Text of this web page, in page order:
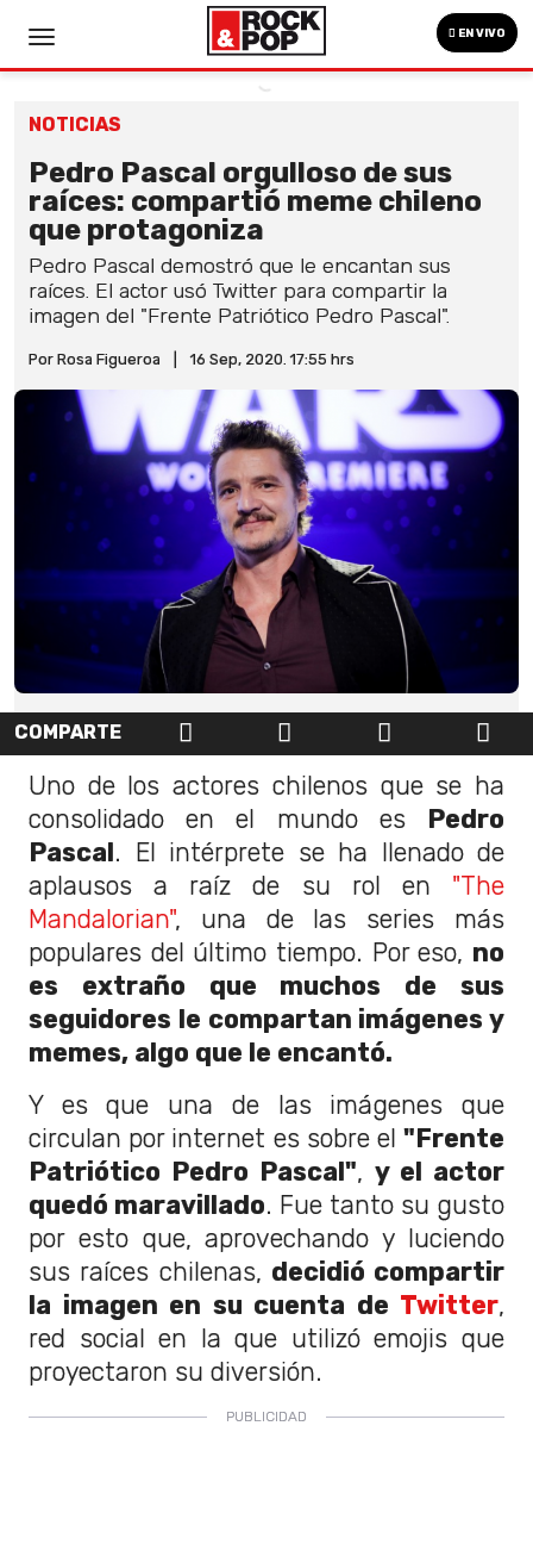
EN VIVO
NOTICIAS
Pedro Pascal orgulloso de sus
raíces: compartió meme chileno
que protagoniza
Pedro Pascal demostró que le encantan sus
raíces. El actor usó Twitter para compartir la
imagen del "Frente Patriótico Pedro Pascal".
Por Rosa Figueroa 16 Sep, 2020. 17:55 hrs
COMPARTE
Uno de los actores chilenos que se ha
consolidado en el mundo es Pedro
Pascal. El intérprete se ha llenado de
aplausos a raíz de su rol en "The
Mandalorian", una de las series más
populares del último tiempo. Por eso, no
es extraño que muchos de sus
seguidores le compartan imágenes y
memes, algo que le encantó.
Y es que una de las imágenes que
circulan por internet es sobre el "Frente
Patriótico Pedro Pascal", y el actor
quedó maravillado. Fue tanto su gusto
por esto que, aprovechando y luciendo
sus raíces chilenas, decidió compartir
la imagen en su cuenta de Twitter,
red social en la que utilizó emojis que
proyectaron su diversión.